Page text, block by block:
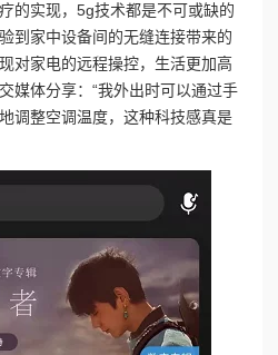
的实现，5g技术都是不可或缺的
到家中设备间的无缝连接带来的
对家电的远程操控，生活更加高
媒体分享：“我外出时可以通过手
调整空调温度，这种科技感真是